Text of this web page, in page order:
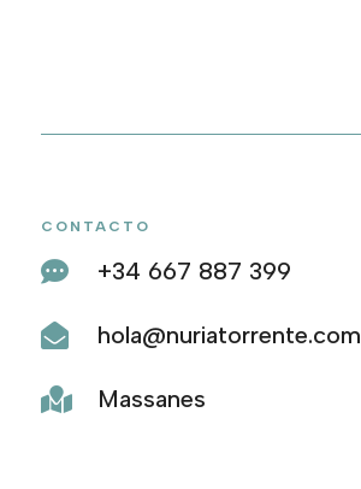
CONTACTO
 +34 667 887 399
 hola@nuriatorrente.com
 Massanes